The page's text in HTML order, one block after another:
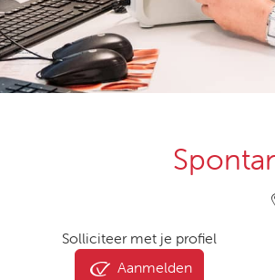
Solliciteer met je profiel
Aanmelden